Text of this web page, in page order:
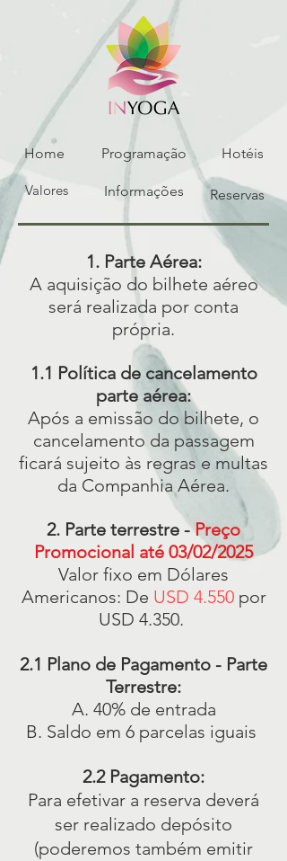
Home
Valores
Programação
Informações
Hotéis
Reservas
1. Parte Aérea:
A aquisição do bilhete aéreo
será realizada por conta
própria.
1.1 Política de cancelamento
parte aérea:
Após a emissão do bilhete, o
cancelamento da passagem
ficará sujeito às regras e multas
da Companhia Aérea.
2. Parte terrestre -Preço
Promocional até 03/02/2025
Valor fixo em Dólares
Americanos: De USD 4.550por
USD 4.350.
2.1 Plano de Pagamento - Parte
Terrestre:
A. 40% de entrada
B. Saldo em 6 parcelas iguais
2.2 Pagamento:
Para efetivar a reserva deverá
ser realizado depósito
(poderemos também emitir